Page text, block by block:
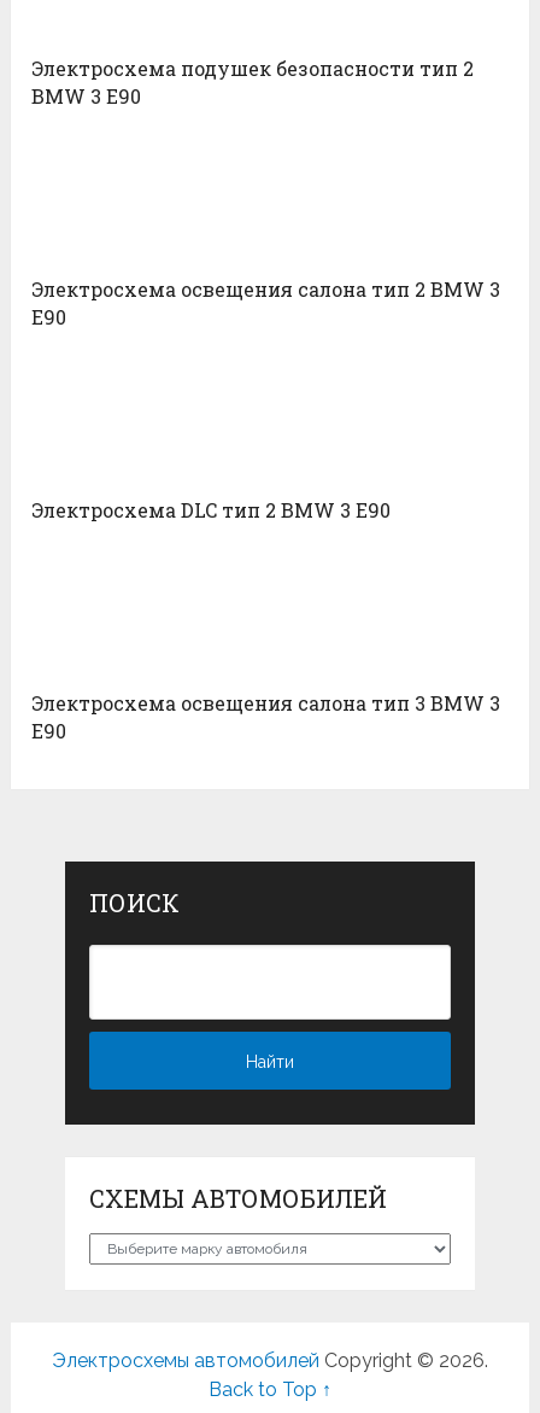
Электросхема подушек безопасности тип 2
BMW 3 E90
Электросхема освещения салона тип 2 BMW 3
E90
Электросхема DLC тип 2 BMW 3 E90
Электросхема освещения салона тип 3 BMW 3
E90
ПОИСК
СХЕМЫ АВТОМОБИЛЕЙ
Схемы
Электросхемы автомобилей Copyright © 2026.
Back to Top ↑